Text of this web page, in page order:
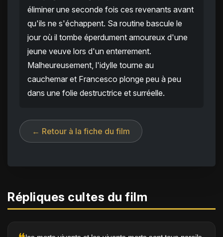
éliminer une seconde fois ces revenants avant
qu'ils ne s'échappent. Sa routine bascule le
jour où il tombe éperdument amoureux d'une
jeune veuve lors d'un enterrement.
Malheureusement, l'idylle tourne au
cauchemar et Francesco plonge peu à peu
dans une folie destructrice et surréelle.
← Retour à la fiche du film
Répliques cultes du film